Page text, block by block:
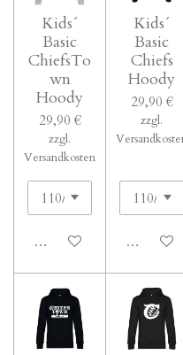
Kids´
Basic
ChiefsTo
wn
Hoody
29,90 €
zzgl.
Versandkosten
In den Warenkorb
Kids´
Basic
Chiefs
Hoody
29,90 €
zzgl.
In den